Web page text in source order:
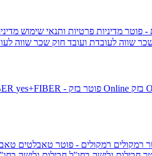
- פוטר מדיניות פרטיות ותנאי שימוש
שווה לעובדת ועובד חוק שכר שווה
yes+FIBER - פוטר בזק Online
רמקולים רמקולים - פוטר טאבלטים